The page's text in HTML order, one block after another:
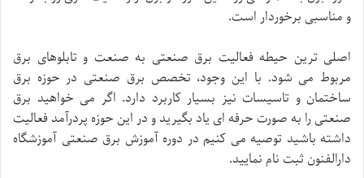
و مناسبی برخوردار است.
اصلی ترین حیطه فعالیت برق صنعتی به صنعت و تابلوهای برق
مربوط می شود. با این وجود، تخصص برق صنعتی در حوزه برق
ساختمان و تاسیسات نیز بسیار کاربرد دارد. اگر می خواهید برق
صنعتی را به صورت حرفه ای یاد بگیرید و در این حوزه پردرآمد فعالیت
داشته باشید توصیه می کنیم در دوره آموزش برق صنعتی آموزشگاه
دارالفنون ثبت نام نمایید.